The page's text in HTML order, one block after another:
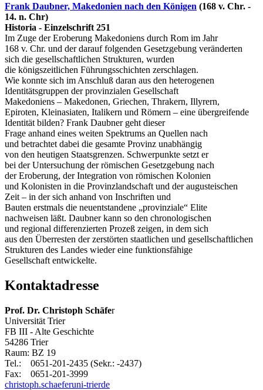
Frank Daubner, Makedonien nach den Königen (168 v. Chr. -
14. n. Chr)
Historia - Einzelschrift 251
Im Zuge der Eroberung Makedoniens durch Rom im Jahr
168 v. Chr. und der darauf folgenden Gesetzgebung veränderten
sich die gesellschaftlichen Strukturen, wurden
die königszeitlichen Führungsschichten zerschlagen.
Wie konnte sich im Anschluß daran aus den heterogenen
Identitätsgruppen der provinzialen Gesellschaft
Makedoniens – Makedonen, Griechen, Thrakern, Illyrern,
Epiroten, Kleinasiaten, Italikern und Römern – eine übergreifende
Identität bilden? Frank Daubner geht dieser
Frage anhand eines weiten Spektrums an Quellen nach
und betrachtet dabei die gesamte Provinz unabhängig
von den heutigen Staatsgrenzen. Schwerpunkte setzt er
bei der Untersuchung der römischen Gesetzgebung nach
der Eroberung, der Integration von römischen Kolonien
und Kolonisten in die Provinzlandschaft und der augusteischen
Zeit – in der sich anhand von Inschriften und
Bauten erstmals die neuentstandene „provinziale“ Elite
nachweisen läßt. Daubner kann so den chronologischen
und regional differenzierten Prozeß zeigen, in dem sich
aus den Überresten der zerstörten staatlichen und gesellschaftlichen
Strukturen des Landes wieder eine funktionsfähige
Gesellschaft entwickelte.
Kontaktadresse
Prof. Dr. Christoph Schäfer
Universität Trier
FB III - Alte Geschichte
54286 Trier
Raum: BZ 19
Tel.: 0651-201-2435 (Sekr.: -2437)
Fax: 0651-201-3999
christoph.schaeferuni-trierde